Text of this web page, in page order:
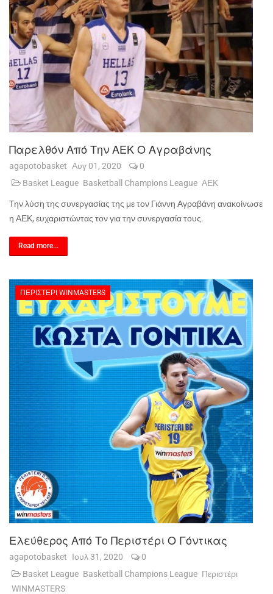
Παρελθόν Από Την ΑΕΚ Ο Αγραβάνης
agapotobasket Αυγ 01, 2020
0
Basket League Basketball Champions League ΑΕΚ
Την λύση της συνεργασίας της με τον Γιάννη Αγραβάνη ανακοίνωσε
η ΑΕΚ, ευχαριστώντας τον για την συνεργασία τους.
Read more...
ΠΕΡΙΣΤΈΡΙ WINMASTERS
Ελεύθερος Από Το Περιστέρι Ο Γόντικας
agapotobasket Ιουλ 31, 2020
0
Basket League Basketball Champions League Περιστέρι
WINMASTERS